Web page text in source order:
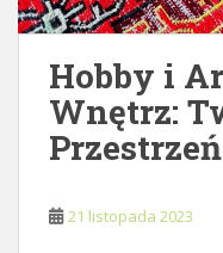
Hobby i
Wnętrz:
21 listopada 2023